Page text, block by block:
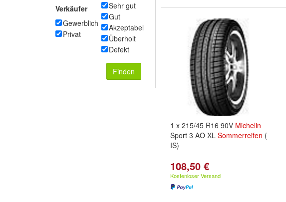
Verkäufer
Gewerblich
Privat
Sehr gut
Gut
Akzeptabel
Überholt
Defekt
Finden
1 x 215/45 R16 90V Michelin
Sport 3 AO XL Sommerreifen (
IS)
108,50 €
Kostenloser Versand